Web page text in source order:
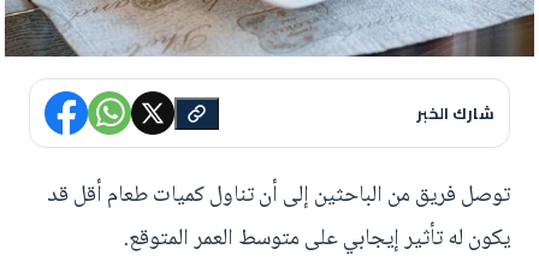
شارك الخبر
توصل فريق من الباحثين إلى أن تناول كميات طعام أقل قد
يكون له تأثير إيجابي على متوسط العمر المتوقع.